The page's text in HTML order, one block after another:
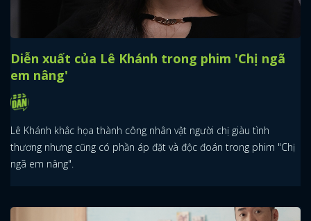
Diễn xuất của Lê Khánh trong phim 'Chị ngã
em nâng'
Lê Khánh khắc họa thành công nhân vật người chị giàu tình
thương nhưng cũng có phần áp đặt và độc đoán trong phim "Chị
ngã em nâng".